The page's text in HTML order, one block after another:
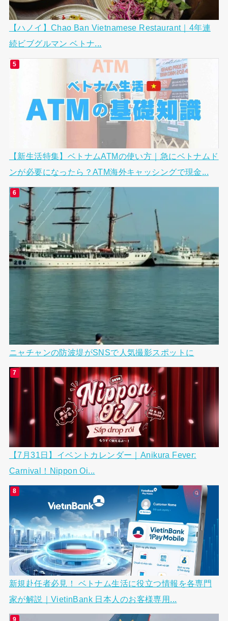
【ハノイ】Chao Ban Vietnamese Restaurant｜4年連
続ビブグルマン ベトナ...
【新生活特集】ベトナムATMの使い方｜急にベトナムド
ンが必要になったら？ATM海外キャッシングで現金...
ニャチャンの防波堤がSNSで人気撮影スポットに
【7月31日】イベントカレンダー｜Anikura Fever:
Carnival！Nippon Oi...
新規赴任者必見！ ベトナム生活に役立つ情報を各専門
家が解説｜VietinBank 日本人のお客様専用...